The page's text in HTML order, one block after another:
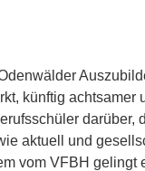
künftig
aktuell und
vom VFBH gelingt